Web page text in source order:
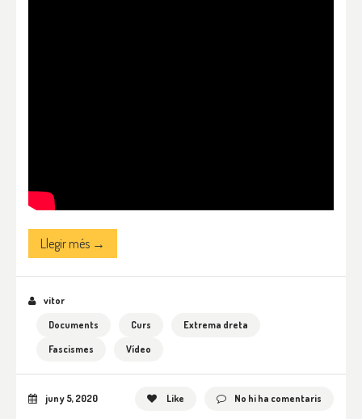
Llegir més →
vitor
Documents
Curs
Extrema dreta
Fascismes
Vídeo
juny 5, 2020 Like No hi ha comentaris